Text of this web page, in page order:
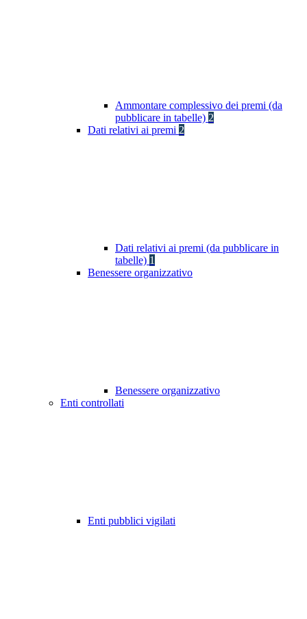
Ammontare complessivo dei premi (da
pubblicare in tabelle) 2
Dati relativi ai premi 2
Dati relativi ai premi (da pubblicare in
tabelle) 1
Benessere organizzativo
Benessere organizzativo
Enti controllati
Enti pubblici vigilati